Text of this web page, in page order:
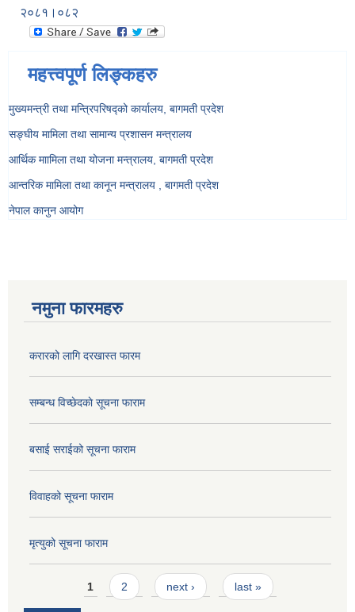
२०८१।०८२
महत्त्वपूर्ण लिङ्कहरु
मुख्यमन्त्री तथा मन्त्रिपरिषद्को कार्यालय, बागमती प्रदेश
सङ्‍घीय मामिला तथा सामान्य प्रशासन मन्त्रालय
आर्थिक माामिला तथा योजना मन्त्रालय, बागमती प्रदेश
आन्तरिक मामिला तथा कानून मन्त्रालय , बागमती प्रदेश
नेपाल कानुन आयोग
नमुना फारमहरु
करारको लागि दरखास्त फारम
सम्बन्ध विच्छेदकाे सूचना फाराम
बसाई सराईको सूचना फाराम
विवाहको सूचना फाराम
मृत्युको सूचना फाराम
Pages1 2 next › last »